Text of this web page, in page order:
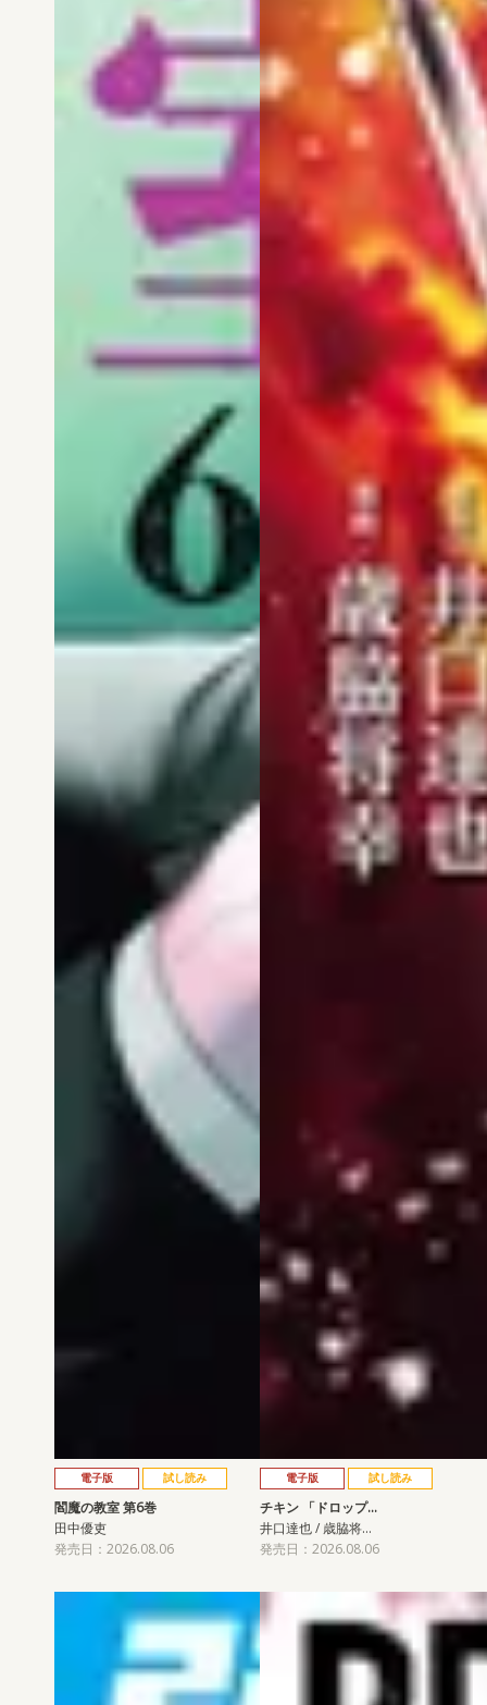
電子版 試し読み
閻魔の教室 第6巻
田中優吏
発売日：2026.08.06
電子版 試し読み
チキン 「ドロップ…
井口達也 / 歳脇将…
発売日：2026.08.06